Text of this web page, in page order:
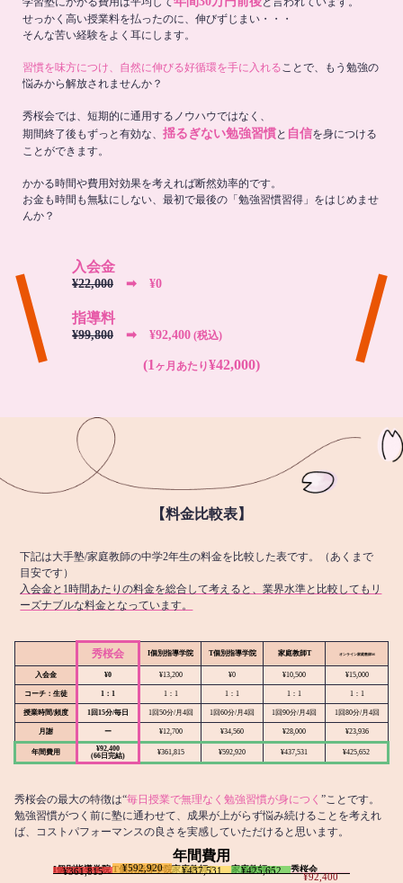
せっかく高い授業料を払ったのに、伸びずじまい・・・
そんな苦い経験をよく耳にします。
習慣を味方につけ、自然に伸びる好循環を手に入れることで、もう勉強の
悩みから解放されませんか？
秀桜会では、短期的に通用するノウハウではなく、
期間終了後もずっと有効な、 揺るぎない勉強習慣と 自信を身につける
ことができます。
かかる時間や費用対効果を考えれば断然効率的です。
お金も時間も無駄にしない、最初で最後の「勉強習慣習得」をはじめませ
んか？
入会金
¥22,000 ➡︎ ¥0
指導料
¥99,800 ➡︎ ¥92,400 (税込)
(1 ヶ月あたり¥42,000)
【料金比較表】
下記は大手塾/家庭教師の中学2年生の料金を比較した表です。（あくまで
目安です）
入会金と1時間あたりの料金を総合して考えると、業界水準と比較してもリ
ーズナブルな料金となっています。
秀桜会 I個別指導学院 T個別指導学院 家庭教師T オンライン家庭教師M
入会金 ¥0 ¥13,200 ¥0 ¥10,500 ¥15,000
コーチ：生徒 1：1 1：1 1：1 1：1 1：1
授業時間/頻度 1回15分/毎日 1回50分/月4回 1回60分/月4回 1回90分/月4回 1回80分/月4回
月謝 ー ¥12,700 ¥34,560 ¥28,000 ¥23,936
年間費用
¥92,400
(66日完結)
¥361,815 ¥592,920 ¥437,531 ¥425,652
秀桜会の最大の特徴は“毎日授業で無理なく勉強習慣が身につく ”ことです。
勉強習慣がつく前に塾に通わせて、成果が上がらず悩み続けることを考えれ
ば、コストパフォーマンスの良さを実感していただけると思います。
年間費用
I個別指導学院
¥361,815 T個別指導学院
¥592,920 家庭教師T
¥437,531 家庭教師M
¥425,652 秀桜会
¥92,400